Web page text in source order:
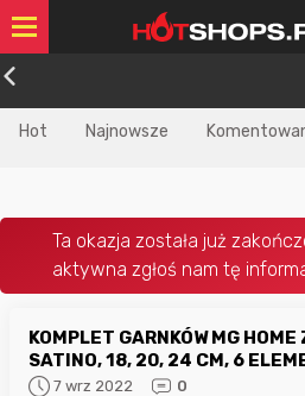
Hot Najnowsze
KOMPLET GARNKÓW MG HOME
SATINO, 18, 20, 24 CM, 6
7 wrz 2022 0